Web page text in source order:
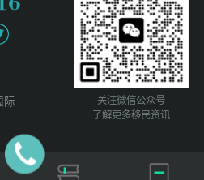
际
关注微信公众号
了解更多移民资讯